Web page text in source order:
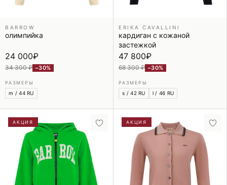
BARROW
олимпийка
24 000₽
34 300 ₽ −30%
РАЗМЕРЫ
m / 44 RU
ERIKA CAVALLINI
кардиган с кожаной
застежкой
47 800₽
68 300 ₽ −30%
РАЗМЕРЫ
s / 42 RU l / 46 RU
АКЦИЯ АКЦИЯ